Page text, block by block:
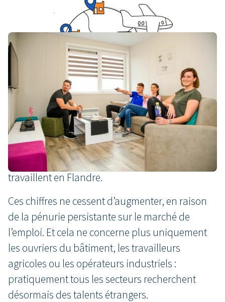
Les chiffres
En 2022, 16 000 migrants de travail provenant de
pays hors Union européenne sont venus
travailler temporairement pour des entreprises
flamandes. Le nombre de migrants de travail
originaires de l’UE est plusieurs fois supérieur.
Chaque année, environ 150 000 citoyens de l’UE
travaillent en Flandre.
Ces chiffres ne cessent d’augmenter, en raison
de la pénurie persistante sur le marché de
l’emploi. Et cela ne concerne plus uniquement
les ouvriers du bâtiment, les travailleurs
agricoles ou les opérateurs industriels :
pratiquement tous les secteurs recherchent
désormais des talents étrangers.